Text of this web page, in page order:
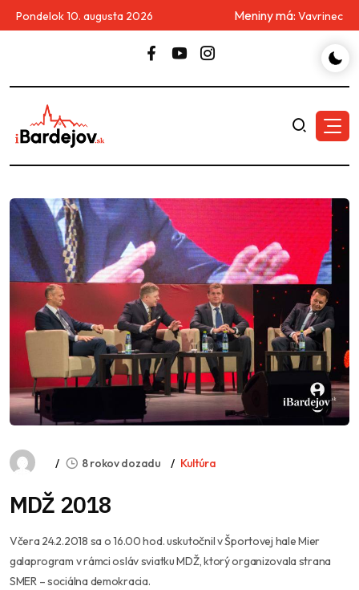
Pondelok 10. augusta 2026 Meniny má: Vavrinec
8 rokov dozadu Kultúra
MDŽ 2018
Včera 24.2.2018 sa o 16.00 hod. uskutočnil v Športovej hale Mier
galaprogram v rámci osláv sviatku MDŽ, ktorý organizovala strana
SMER – sociálna demokracia.